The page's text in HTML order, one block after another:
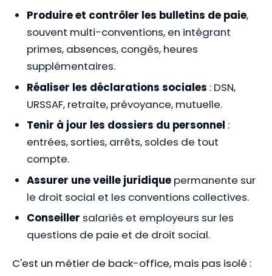
Produire et contrôler les bulletins de paie,
souvent multi-conventions, en intégrant
primes, absences, congés, heures
supplémentaires.
Réaliser les déclarations sociales : DSN,
URSSAF, retraite, prévoyance, mutuelle.
Tenir à jour les dossiers du personnel :
entrées, sorties, arrêts, soldes de tout
compte.
Assurer une veille juridique permanente sur
le droit social et les conventions collectives.
Conseiller salariés et employeurs sur les
questions de paie et de droit social.
C'est un métier de back-office, mais pas isolé :